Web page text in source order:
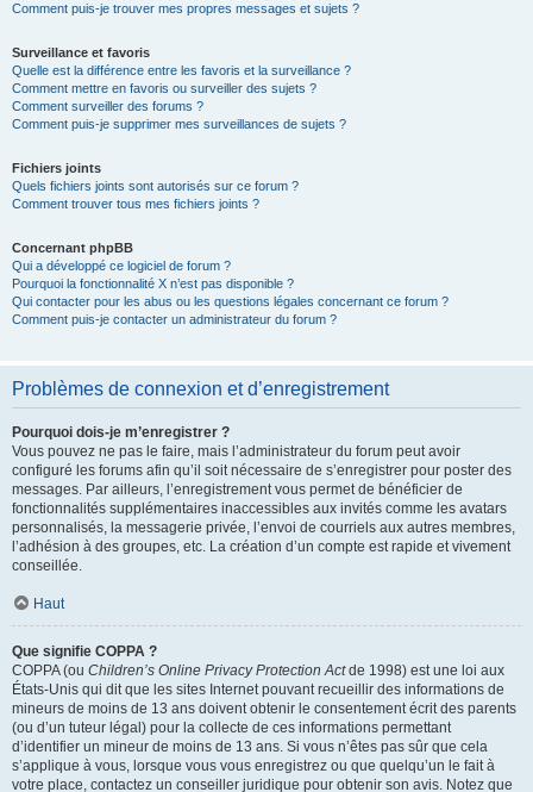
Comment puis-je trouver mes propres messages et sujets ?
Surveillance et favoris
Quelle est la différence entre les favoris et la surveillance ?
Comment mettre en favoris ou surveiller des sujets ?
Comment surveiller des forums ?
Comment puis-je supprimer mes surveillances de sujets ?
Fichiers joints
Quels fichiers joints sont autorisés sur ce forum ?
Comment trouver tous mes fichiers joints ?
Concernant phpBB
Qui a développé ce logiciel de forum ?
Pourquoi la fonctionnalité X n’est pas disponible ?
Qui contacter pour les abus ou les questions légales concernant ce forum ?
Comment puis-je contacter un administrateur du forum ?
Problèmes de connexion et d’enregistrement
Pourquoi dois-je m’enregistrer ?
Vous pouvez ne pas le faire, mais l’administrateur du forum peut avoir
configuré les forums afin qu’il soit nécessaire de s’enregistrer pour poster des
messages. Par ailleurs, l’enregistrement vous permet de bénéficier de
fonctionnalités supplémentaires inaccessibles aux invités comme les avatars
personnalisés, la messagerie privée, l’envoi de courriels aux autres membres,
l’adhésion à des groupes, etc. La création d’un compte est rapide et vivement
conseillée.
Haut
Que signifie COPPA ?
COPPA (ou Children’s Online Privacy Protection Actde 1998) est une loi aux
États-Unis qui dit que les sites Internet pouvant recueillir des informations de
mineurs de moins de 13 ans doivent obtenir le consentement écrit des parents
(ou d’un tuteur légal) pour la collecte de ces informations permettant
d’identifier un mineur de moins de 13 ans. Si vous n’êtes pas sûr que cela
s’applique à vous, lorsque vous vous enregistrez ou que quelqu’un le fait à
votre place, contactez un conseiller juridique pour obtenir son avis. Notez que